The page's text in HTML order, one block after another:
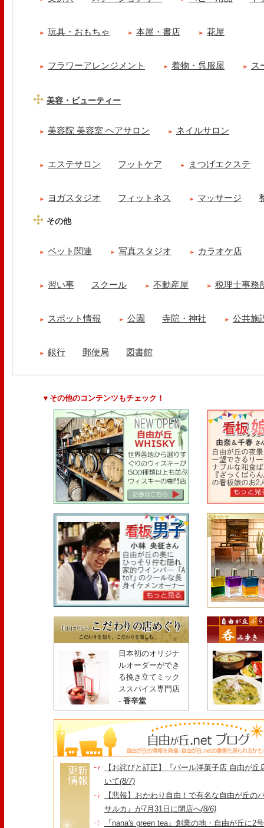
玩具・おもちゃ 本屋・書店 花屋
フラワーアレンジメント 着物・呉服屋 ス
美容・ビューティー
美容院 美容室 ヘアサロン ネイルサロン
エステサロン フットケア まつげエクステ
ヨガスタジオ フィットネス マッサージ
その他
ペット関連 写真スタジオ カラオケ店
習い事 スクール 不動産屋 税理士事務
スポット情報 公園 寺院・神社 公共施
銀行 郵便局 図書館
▼その他のコンテンツもチェック！
日本初のオリジナ
ルオーダーができ
る挽き立てミック
ススパイス専門店
- 香辛堂
【お詫びと訂正】『パール洋菓子店 自由が
いて(8/7)
【悲報】おかわり自由！で有名な自由が丘の
サルカ』が7月31日に閉店へ(8/6)
『nana's green tea』創業の地・自由が丘に2